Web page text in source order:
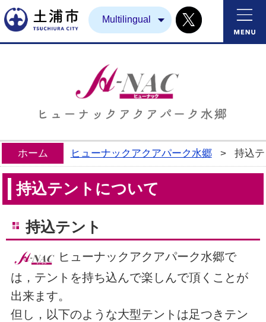
土浦市Multilingual
ホーム ヒューナックアクアパーク水郷 > 持込
持込テントについて
持込テント
ヒューナックアクアパーク水郷で
は，テントを持ち込んで楽しんで頂くことが
出来ます。
但し，以下のような大型テントは足つきテン